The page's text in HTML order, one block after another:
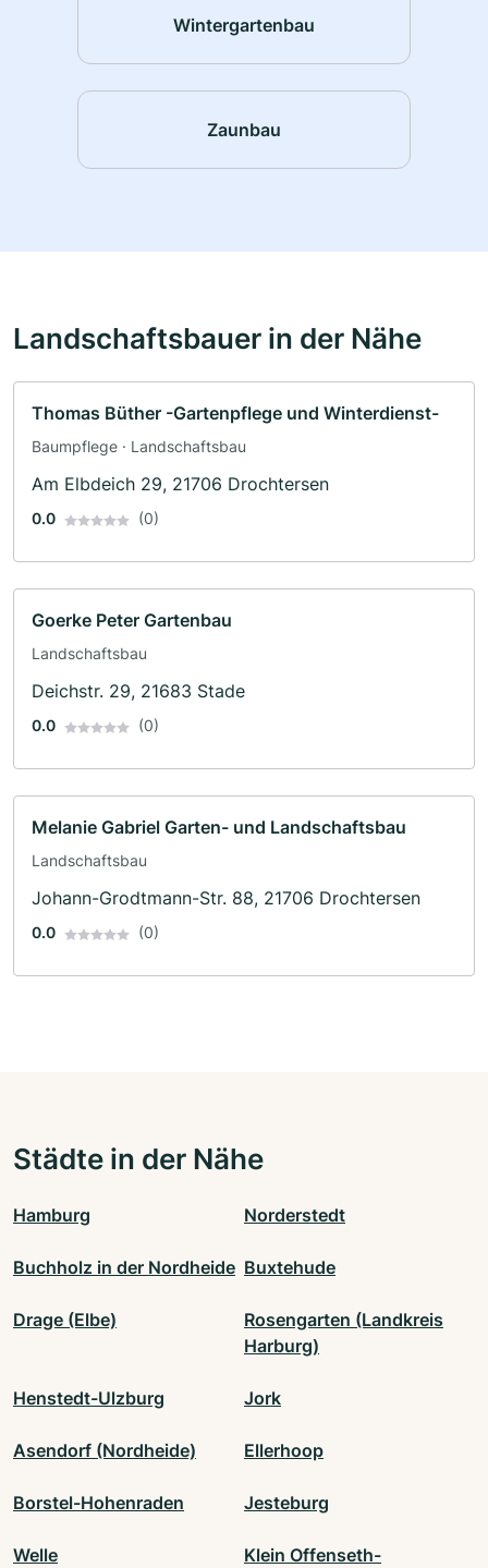
Wintergartenbau
Zaunbau
Landschaftsbauer in der Nähe
Thomas Büther -Gartenpflege und Winterdienst-
Baumpflege · Landschaftsbau
Am Elbdeich 29, 21706 Drochtersen
0.0 (0)
Goerke Peter Gartenbau
Landschaftsbau
Deichstr. 29, 21683 Stade
0.0 (0)
Melanie Gabriel Garten- und Landschaftsbau
Landschaftsbau
Johann-Grodtmann-Str. 88, 21706 Drochtersen
0.0 (0)
Städte in der Nähe
Hamburg Norderstedt
Buchholz in der Nordheide Buxtehude
Drage (Elbe)
Rosengarten (Landkreis
Harburg)
Henstedt-Ulzburg Jork
Asendorf (Nordheide) Ellerhoop
Borstel-Hohenraden Jesteburg
Welle
Klein Offenseth-